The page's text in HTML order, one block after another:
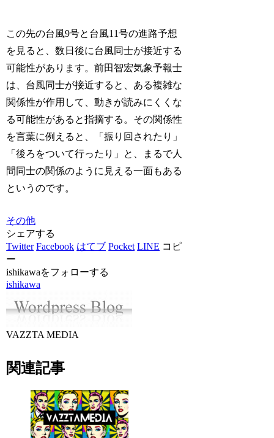
この先の台風9号と台風11号の進路予想
を見ると、数日後に台風同士が接近する
可能性があります。前田智宏気象予報士
は、台風同士が接近すると、ある複雑な
関係性が作用して、動きが読みにくくな
る可能性があると指摘する。その関係性
を言葉に例えると、「振り回されたり」
「後ろをついて行ったり」と、まるで人
間同士の関係のように見える一面もある
というのです。
その他
シェアする
Twitter Facebook はてブ Pocket LINE コピ
ー
ishikawaをフォローする
ishikawa
VAZZTA MEDIA
関連記事